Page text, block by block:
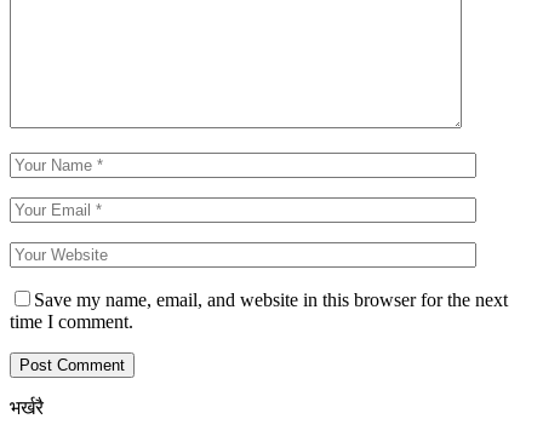
Save my name, email, and website in this browser for the next
time I comment.
भर्खरै